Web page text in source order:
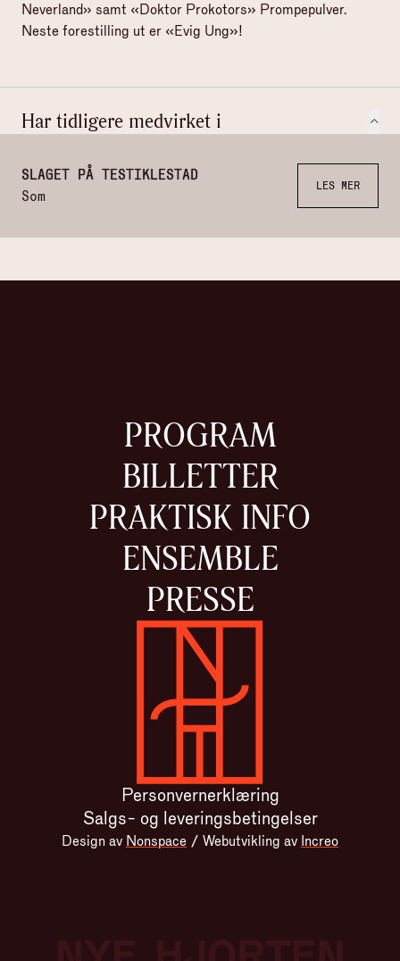
Neverland» samt «Doktor Prokotors» Prompepulver.
Neste forestilling ut er «Evig Ung»!
Har tidligere medvirket i
SLAGET PÅ TESTIKLESTAD
Som
LES MER
PROGRAM
BILLETTER
PRAKTISK INFO
ENSEMBLE
PRESSE
Gå til forsiden
Personvernerklæring
Salgs- og leveringsbetingelser
Design av Nonspace / Webutvikling av Increo